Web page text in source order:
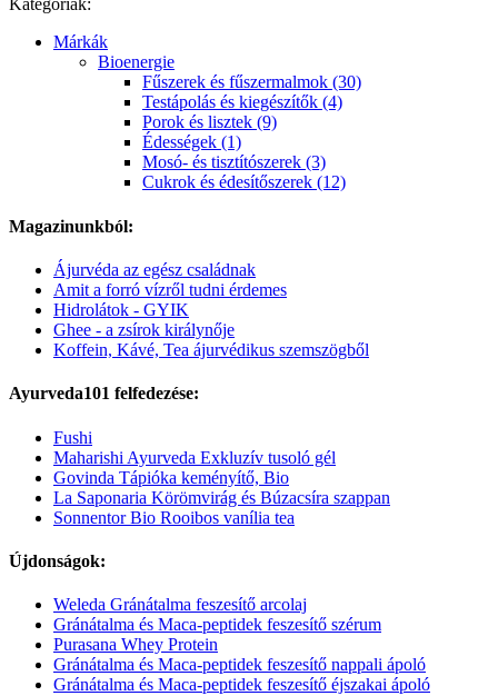
Kategóriák:
Márkák
Bioenergie
Fűszerek és fűszermalmok (30)
Testápolás és kiegészítők (4)
Porok és lisztek (9)
Édességek (1)
Mosó- és tisztítószerek (3)
Cukrok és édesítőszerek (12)
Magazinunkból:
Ájurvéda az egész családnak
Amit a forró vízről tudni érdemes
Hidrolátok - GYIK
Ghee - a zsírok királynője
Koffein, Kávé, Tea ájurvédikus szemszögből
Ayurveda101 felfedezése:
Fushi
Maharishi Ayurveda Exkluzív tusoló gél
Govinda Tápióka keményítő, Bio
La Saponaria Körömvirág és Búzacsíra szappan
Sonnentor Bio Rooibos vanília tea
Újdonságok:
Weleda Gránátalma feszesítő arcolaj
Gránátalma és Maca-peptidek feszesítő szérum
Purasana Whey Protein
Gránátalma és Maca-peptidek feszesítő nappali ápoló
Gránátalma és Maca-peptidek feszesítő éjszakai ápoló